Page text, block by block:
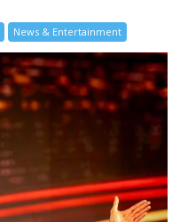
News & Entertainment